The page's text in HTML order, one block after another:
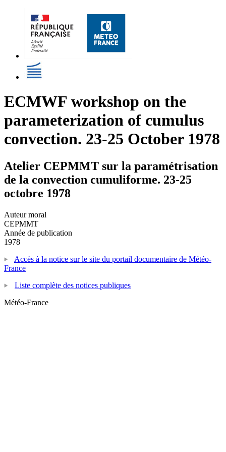
ECMWF workshop on the
parameterization of cumulus
convection. 23-25 October 1978
Atelier CEPMMT sur la paramétrisation
de la convection cumuliforme. 23-25
octobre 1978
Auteur moral
CEPMMT
Année de publication
1978
Accès à la notice sur le site du portail documentaire de Météo-
France
Liste complète des notices publiques
Météo-France